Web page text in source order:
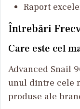
Raport
Întrebări
Care este cel
Advanced Snail
unul dintre cele
produse ale